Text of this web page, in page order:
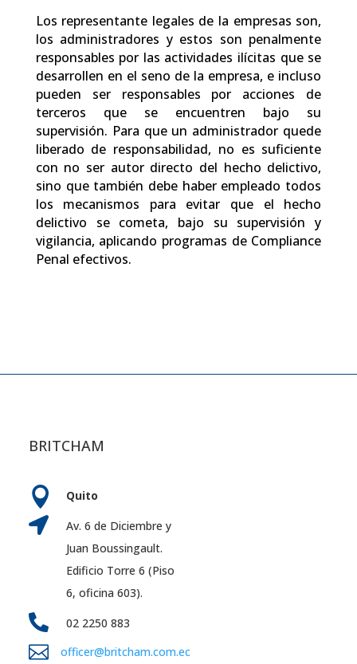
Los representante legales de la empresas son,
los administradores y estos son penalmente
responsables por las actividades ilícitas que se
desarrollen en el seno de la empresa, e incluso
pueden ser responsables por acciones de
terceros que se encuentren bajo su
supervisión. Para que un administrador quede
liberado de responsabilidad, no es suficiente
con no ser autor directo del hecho delictivo,
sino que también debe haber empleado todos
los mecanismos para evitar que el hecho
delictivo se cometa, bajo su supervisión y
vigilancia, aplicando programas de Compliance
Penal efectivos.
BRITCHAM
 Quito

Av. 6 de Diciembre y
Juan Boussingault.
Edificio Torre 6 (Piso
6, oficina 603).
 02 2250 883

officer@britcham.com.ec